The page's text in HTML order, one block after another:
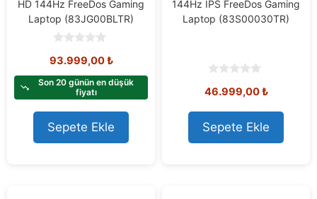
HD 144Hz FreeDos Gaming
Laptop (83JG00BLTR)
o
t
f
5
93.999,00₺
Son 20 günün en düşük
fiyatı
Sepete Ekle
144Hz IPS FreeDos Gaming
Laptop (83S00030TR)
o
t
o
f
5
46.999,00₺
Sepete Ekle